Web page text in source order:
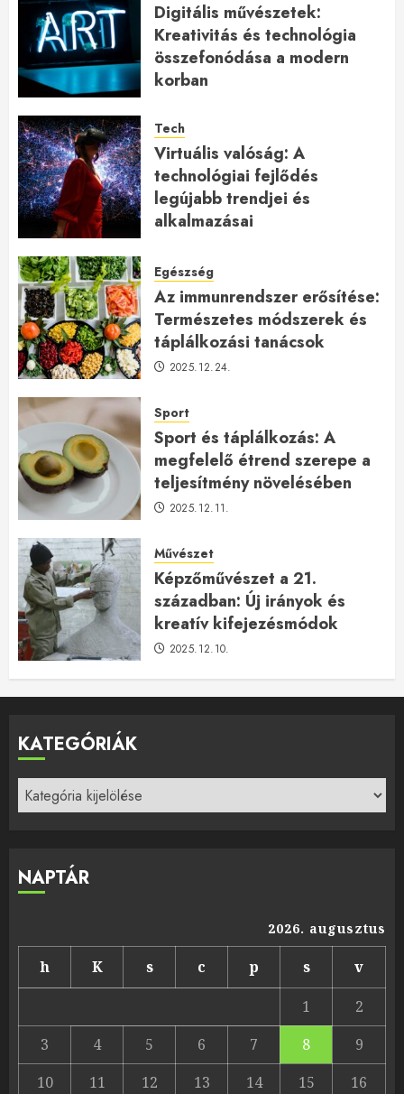
Digitális művészetek:
Kreativitás és technológia
összefonódása a modern
korban
Tech
Virtuális valóság: A
technológiai fejlődés
legújabb trendjei és
alkalmazásai
Egészség
Az immunrendszer erősítése:
Természetes módszerek és
táplálkozási tanácsok
2025.12.24.
Sport
Sport és táplálkozás: A
megfelelő étrend szerepe a
teljesítmény növelésében
2025.12.11.
Művészet
Képzőművészet a 21.
században: Új irányok és
kreatív kifejezésmódok
2025.12.10.
KATEGÓRIÁK
Kategóriák
NAPTÁR
2026. augusztus
h K s c p s
v
1
2
3
4 5 6 7 8
9
10
11 12 13 14 15 16